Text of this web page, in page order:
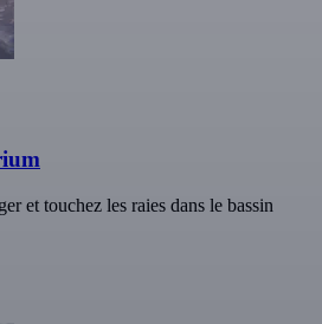
et touchez les raies dans le bassin